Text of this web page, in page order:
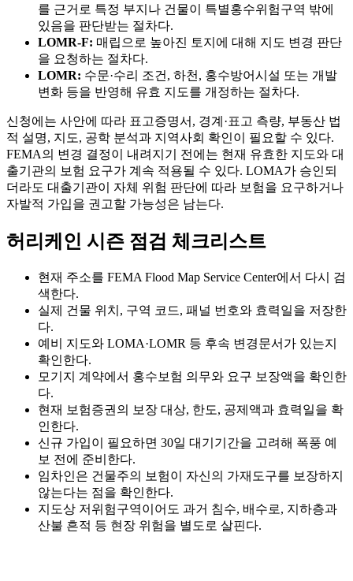
를 근거로 특정 부지나 건물이 특별홍수위험구역 밖에
있음을 판단받는 절차다.
LOMR-F: 매립으로 높아진 토지에 대해 지도 변경 판단
을 요청하는 절차다.
LOMR: 수문·수리 조건, 하천, 홍수방어시설 또는 개발
변화 등을 반영해 유효 지도를 개정하는 절차다.
신청에는 사안에 따라 표고증명서, 경계·표고 측량, 부동산 법
적 설명, 지도, 공학 분석과 지역사회 확인이 필요할 수 있다.
FEMA의 변경 결정이 내려지기 전에는 현재 유효한 지도와 대
출기관의 보험 요구가 계속 적용될 수 있다. LOMA가 승인되
더라도 대출기관이 자체 위험 판단에 따라 보험을 요구하거나
자발적 가입을 권고할 가능성은 남는다.
허리케인 시즌 점검 체크리스트
현재 주소를 FEMA Flood Map Service Center에서 다시 검
색한다.
실제 건물 위치, 구역 코드, 패널 번호와 효력일을 저장한
다.
예비 지도와 LOMA·LOMR 등 후속 변경문서가 있는지
확인한다.
모기지 계약에서 홍수보험 의무와 요구 보장액을 확인한
다.
현재 보험증권의 보장 대상, 한도, 공제액과 효력일을 확
인한다.
신규 가입이 필요하면 30일 대기기간을 고려해 폭풍 예
보 전에 준비한다.
임차인은 건물주의 보험이 자신의 가재도구를 보장하지
않는다는 점을 확인한다.
지도상 저위험구역이어도 과거 침수, 배수로, 지하층과
산불 흔적 등 현장 위험을 별도로 살핀다.